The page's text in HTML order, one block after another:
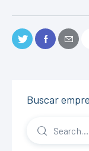
Buscar